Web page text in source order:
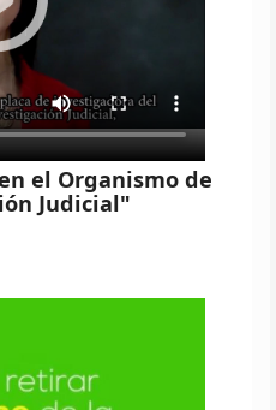
el Organismo de
Judicial"